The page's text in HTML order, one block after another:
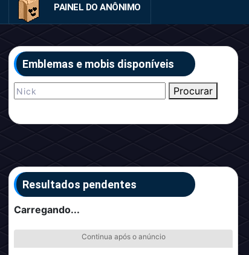
PAINEL DO ANÔNIMO
Emblemas e mobis disponíveis
Procurar
Resultados pendentes
Carregando...